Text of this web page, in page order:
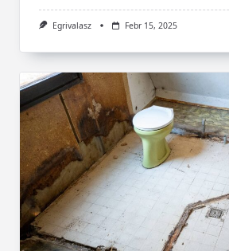
Egrivalasz Febr 15, 2025